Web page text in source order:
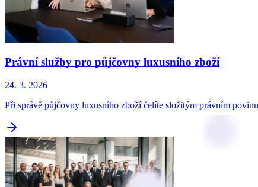
Právní služby pro půjčovny luxusního zboží
24. 3. 2026
Při správě půjčovny luxusního zboží čelíte složitým právním